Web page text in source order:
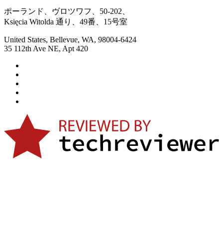
ポーランド、ヴロツワフ、50-202、
Księcia Witolda 通り、49番、15号室
United States, Bellevue, WA, 98004-6424
35 112th Ave NE, Apt 420